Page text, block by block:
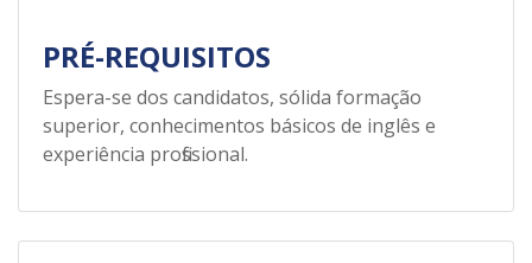
PRÉ-REQUISITOS
Espera-se dos candidatos, sólida formação
superior, conhecimentos básicos de inglês e
experiência profissional.